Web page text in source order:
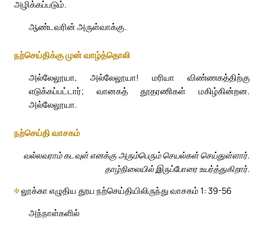
அழிக்கப்படும்.
ஆண்டவரின் அருள்வாக்கு.
நற்செய்திக்கு முன் வாழ்த்தொலி
அல்லேலூயா, அல்லேலூயா! மரியா விண்ணகத்திற்கு
எடுக்கப்பட்டார்; வானகத் தூதரணிகள் மகிழ்கின்றன.
அல்லேலூயா.
நற்செய்தி வாசகம்
வல்லவராம் கடவுள் எனக்கு அரும்பெரும் செயல்கள் செய்துள்ளார்.
தாழ்நிலையில் இருப்போரை உயர்த்துகிறார்.
✠லூக்கா எழுதிய தூய நற்செய்தியிலிருந்து வாசகம் 1: 39-56
அந்நாள்களில்